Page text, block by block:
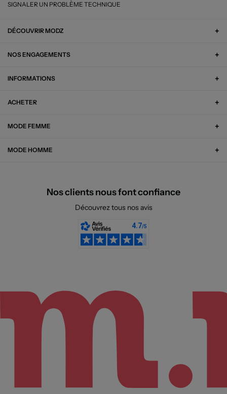
SIGNALER UN PROBLÈME TECHNIQUE
DÉCOUVRIR MODZ
NOS ENGAGEMENTS
INFORMATIONS
ACHETER
MODE FEMME
MODE HOMME
Nos clients nous font confiance
Découvrez tous nos avis